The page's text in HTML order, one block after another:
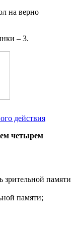
на верно
– 3.
действия
четырем
зрительной памяти
памяти;